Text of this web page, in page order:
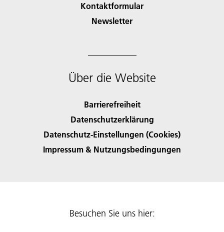
Kontaktformular
Newsletter
Über die Website
Barrierefreiheit
Datenschutzerklärung
Datenschutz-Einstellungen (Cookies)
Impressum & Nutzungsbedingungen
Besuchen Sie uns hier: